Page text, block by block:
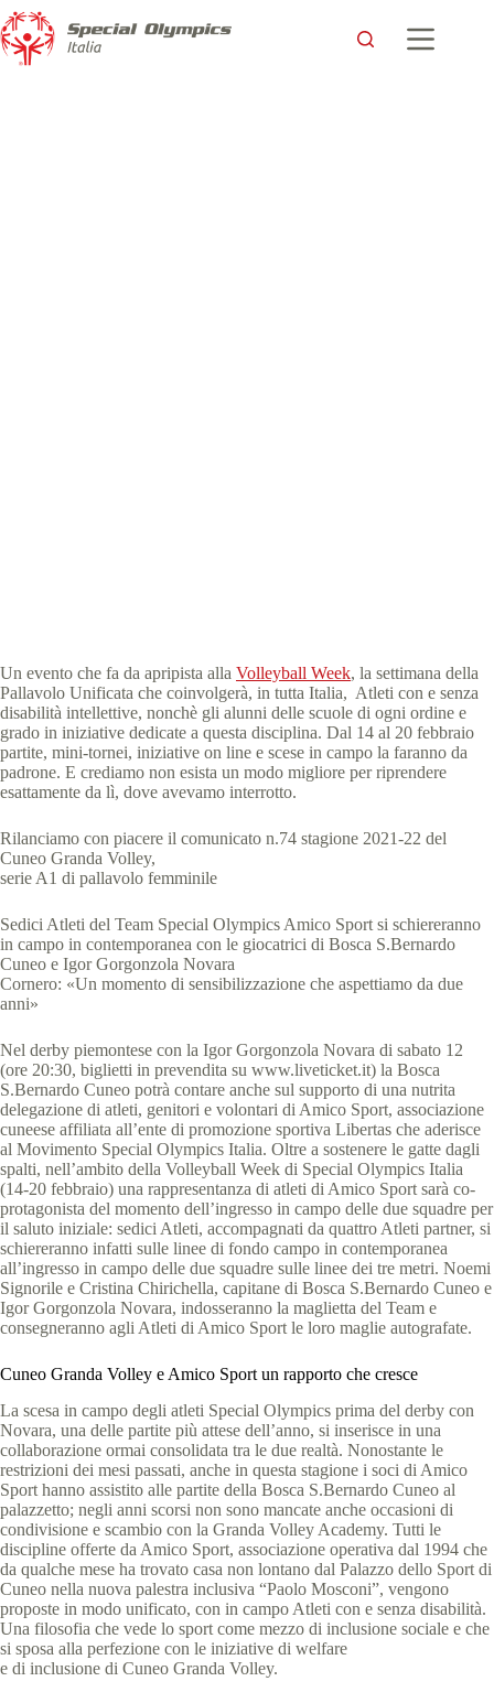
Un evento che fa da apripista alla Volleyball Week, la settimana della
Pallavolo Unificata che coinvolgerà, in tutta Italia, Atleti con e senza
disabilità intellettive, nonchè gli alunni delle scuole di ogni ordine e
grado in iniziative dedicate a questa disciplina. Dal 14 al 20 febbraio
partite, mini-tornei, iniziative on line e scese in campo la faranno da
padrone. E crediamo non esista un modo migliore per riprendere
esattamente da lì, dove avevamo interrotto.
Rilanciamo con piacere il comunicato n.74 stagione 2021-22 del
Cuneo Granda Volley,
serie A1 di pallavolo femminile
Sedici Atleti del Team Special Olympics Amico Sport si schiereranno
in campo in contemporanea con le giocatrici di Bosca S.Bernardo
Cuneo e Igor Gorgonzola Novara
Cornero: «Un momento di sensibilizzazione che aspettiamo da due
anni»
Nel derby piemontese con la Igor Gorgonzola Novara di sabato 12
(ore 20:30, biglietti in prevendita su www.liveticket.it) la Bosca
S.Bernardo Cuneo potrà contare anche sul supporto di una nutrita
delegazione di atleti, genitori e volontari di Amico Sport, associazione
cuneese affiliata all’ente di promozione sportiva Libertas che aderisce
al Movimento Special Olympics Italia. Oltre a sostenere le gatte dagli
spalti, nell’ambito della Volleyball Week di Special Olympics Italia
(14-20 febbraio) una rappresentanza di atleti di Amico Sport sarà co-
protagonista del momento dell’ingresso in campo delle due squadre per
il saluto iniziale: sedici Atleti, accompagnati da quattro Atleti partner, si
schiereranno infatti sulle linee di fondo campo in contemporanea
all’ingresso in campo delle due squadre sulle linee dei tre metri. Noemi
Signorile e Cristina Chirichella, capitane di Bosca S.Bernardo Cuneo e
Igor Gorgonzola Novara, indosseranno la maglietta del Team e
consegneranno agli Atleti di Amico Sport le loro maglie autografate.
Cuneo Granda Volley e Amico Sport un rapporto che cresce
La scesa in campo degli atleti Special Olympics prima del derby con
Novara, una delle partite più attese dell’anno, si inserisce in una
collaborazione ormai consolidata tra le due realtà. Nonostante le
restrizioni dei mesi passati, anche in questa stagione i soci di Amico
Sport hanno assistito alle partite della Bosca S.Bernardo Cuneo al
palazzetto; negli anni scorsi non sono mancate anche occasioni di
condivisione e scambio con la Granda Volley Academy. Tutti le
discipline offerte da Amico Sport, associazione operativa dal 1994 che
da qualche mese ha trovato casa non lontano dal Palazzo dello Sport di
Cuneo nella nuova palestra inclusiva “Paolo Mosconi”, vengono
proposte in modo unificato, con in campo Atleti con e senza disabilità.
Una filosofia che vede lo sport come mezzo di inclusione sociale e che
si sposa alla perfezione con le iniziative di welfare
e di inclusione di Cuneo Granda Volley.